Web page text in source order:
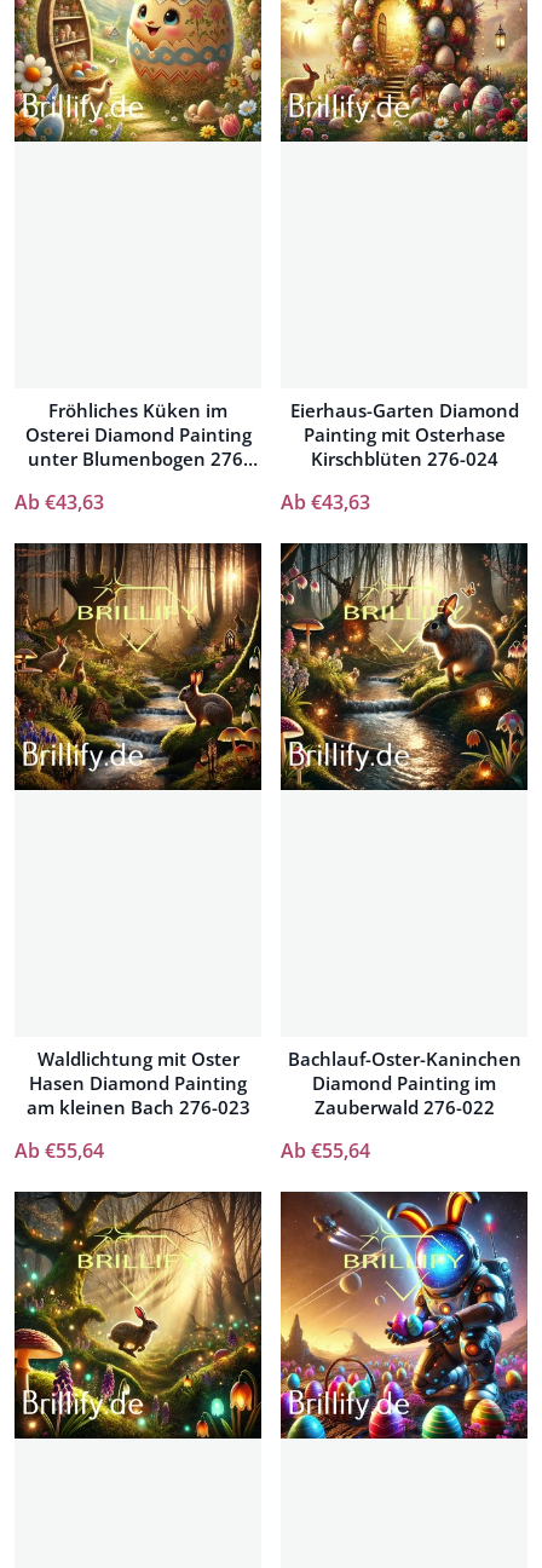
Fröhliches Küken im
Osterei Diamond Painting
unter Blumenbogen 276-
Ab €43,63
Eierhaus-Garten Diamond
Painting mit Osterhase
Kirschblüten 276-024
Ab €43,63
Waldlichtung mit Oster
Hasen Diamond Painting
am kleinen Bach 276-023
Ab €55,64
Bachlauf-Oster-Kaninchen
Diamond Painting im
Zauberwald 276-022
Ab €55,64